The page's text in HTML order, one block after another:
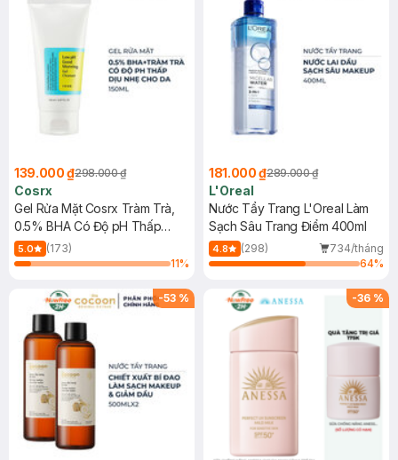
139.000 ₫298.000 ₫
Cosrx
Gel Rửa Mặt Cosrx Tràm Trà,
0.5% BHA Có Độ pH Thấp
150ml
5.0
(173)
11%
181.000 ₫289.000 ₫
L'Oreal
Nước Tẩy Trang L'Oreal Làm
Sạch Sâu Trang Điểm 400ml
4.8 (298)
734/tháng
64%
-53 % -36 %